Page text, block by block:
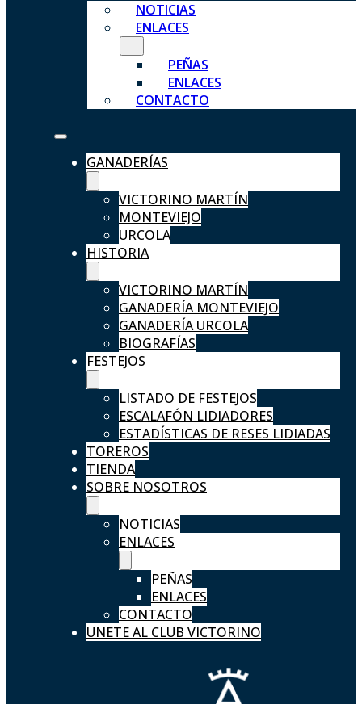
NOTICIAS
ENLACES
PEÑAS
ENLACES
CONTACTO
GANADERÍAS
VICTORINO MARTÍN
MONTEVIEJO
URCOLA
HISTORIA
VICTORINO MARTÍN
GANADERÍA MONTEVIEJO
GANADERÍA URCOLA
BIOGRAFÍAS
FESTEJOS
LISTADO DE FESTEJOS
ESCALAFÓN LIDIADORES
ESTADÍSTICAS DE RESES LIDIADAS
TOREROS
TIENDA
SOBRE NOSOTROS
NOTICIAS
ENLACES
PEÑAS
ENLACES
CONTACTO
UNETE AL CLUB VICTORINO